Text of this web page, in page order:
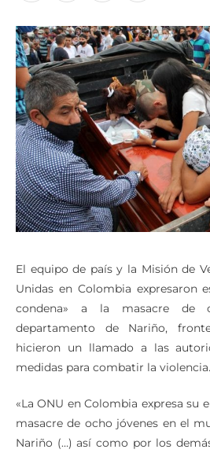
El equipo de país y la Misión de
Unidas en Colombia expresaron
condena» a la masacre de
departamento de Nariño,
hicieron un llamado a las
«La ONU en Colombia expresa su
masacre de ocho jóvenes en el